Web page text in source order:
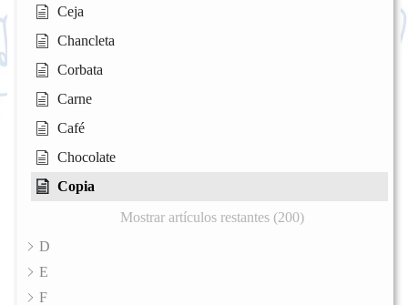
Ceja
Chancleta
Corbata
Carne
Café
Chocolate
Copia
Mostrar artículos restantes (200)
D
E
F